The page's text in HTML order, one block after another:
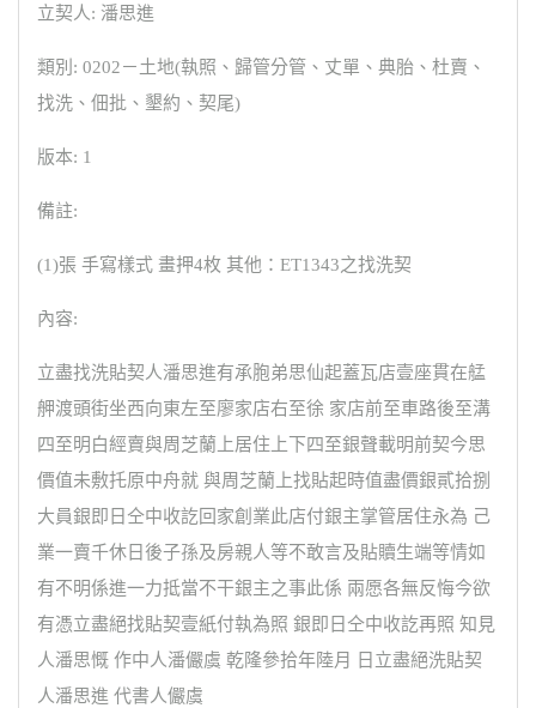
立契人: 潘思進
類別: 0202－土地(執照、歸管分管、丈單、典胎、杜賣、
找洗、佃批、墾約、契尾)
版本: 1
備註:
(1)張 手寫樣式 畫押4枚 其他：ET1343之找洗契
內容:
立盡找洗貼契人潘思進有承胞弟思仙起蓋瓦店壹座貫在艋
舺渡頭街坐西向東左至廖家店右至徐 家店前至車路後至溝
四至明白經賣與周芝蘭上居住上下四至銀聲載明前契今思
價值未敷托原中舟就 與周芝蘭上找貼起時值盡價銀貳拾捌
大員銀即日仝中收訖回家創業此店付銀主掌管居住永為 己
業一賣千休日後子孫及房親人等不敢言及貼贖生端等情如
有不明係進一力抵當不干銀主之事此係 兩愿各無反悔今欲
有憑立盡絕找貼契壹紙付執為照 銀即日仝中收訖再照 知見
人潘思慨 作中人潘儼虞 乾隆參拾年陸月 日立盡絕洗貼契
人潘思進 代書人儼虞